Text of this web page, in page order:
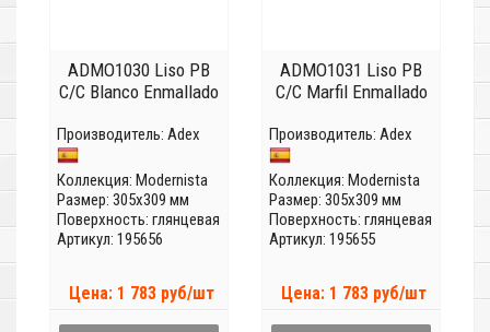
ADMO1030 Liso PB
C/C Blanco Enmallado
Производитель: Adex
Коллекция: Modernista
Размер: 305x309 мм
Поверхность: глянцевая
Артикул: 195656
Цена: 1 783 руб/шт
ADMO1031 Liso PB
C/C Marfil Enmallado
Производитель: Adex
Коллекция: Modernista
Размер: 305x309 мм
Поверхность: глянцевая
Артикул: 195655
Цена: 1 783 руб/шт